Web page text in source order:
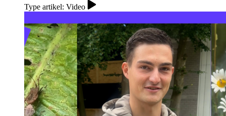
Type artikel: Video